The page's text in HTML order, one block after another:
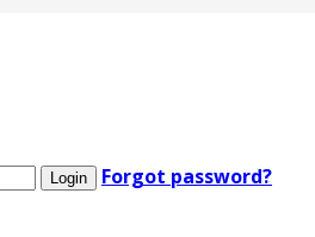
Forgot password?